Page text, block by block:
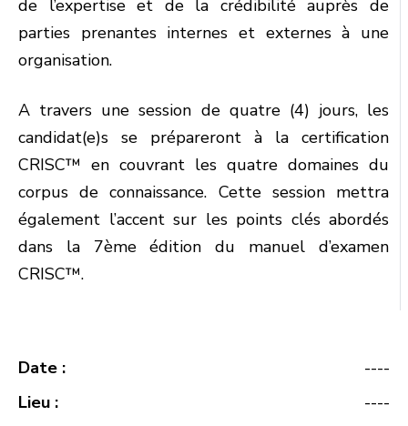
de l’expertise et de la crédibilité auprès de
parties prenantes internes et externes à une
organisation.
A travers une session de quatre (4) jours, les
candidat(e)s se prépareront à la certification
CRISC™ en couvrant les quatre domaines du
corpus de connaissance. Cette session mettra
également l’accent sur les points clés abordés
dans la 7ème édition du manuel d’examen
CRISC™.
Date :
----
Lieu :
----